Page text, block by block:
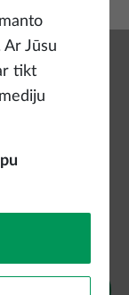
Ar Jūsu
tikt